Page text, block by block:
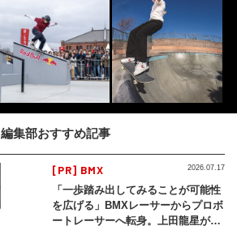
編集部おすすめ記事
[PR] BMX
「一歩踏み出してみることが可能性
を広げる」BMXレーサーからプロボ
ートレーサーへ転身。上田龍星が体
2026.07.17